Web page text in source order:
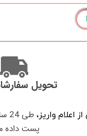
تحویل
اعلام واریز،
پست داده